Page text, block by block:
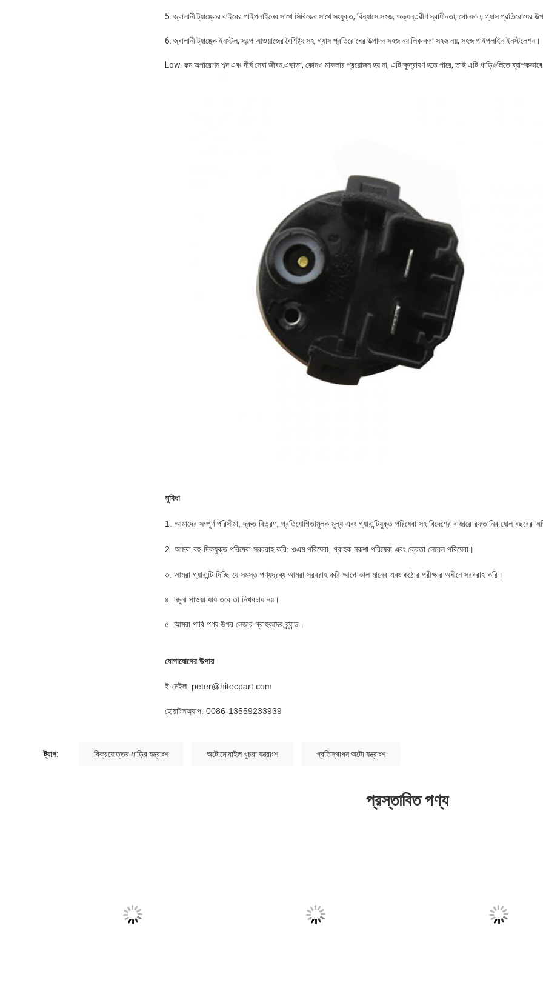
5. জ্বালানী ট্যাঙ্কের বাইরের পাইপলাইনের সাথে সিরিজের সাথে সংযুক্ত, বিন্যাসে সহজ, অভ্যন্তরীণ স্বাধীনতা, গোলমাল, গ্যাস প্রতিরোধের
6. জ্বালানী ট্যাঙ্কে ইনস্টল, স্বল্প আওয়াজের বৈশিষ্ট্য সহ, গ্যাস প্রতিরোধের উত্পাদন সহজ নয় লিক করা সহজ নয়, সহজ পাইপলাইন ইনস্টলেশন।
Low. কম অপারেশন শব্দ এবং দীর্ঘ সেবা জীবন.এছাড়া, কোনও মাফলার প্রয়োজন হয় না, এটি ক্ষুদ্রায়ণ হতে পারে, তাই এটি গাড়িগুলিতে
সুবিধা
1. আমাদের সম্পূর্ণ পরিসীমা, দ্রুত বিতরণ, প্রতিযোগিতামূলক মূল্য এবং গ্যারান্টিযুক্ত পরিষেবা সহ বিদেশের বাজারে রফতানির ষোল বছরের
2. আমরা বহু-দিকযুক্ত পরিষেবা সরবরাহ করি: ওএম পরিষেবা, গ্রাহক নকশা পরিষেবা এবং ক্রেতা লেবেল পরিষেবা।
৩. আমরা গ্যারান্টি দিচ্ছি যে সমস্ত পণ্যদ্রব্য আমরা সরবরাহ করি আগে ভাল মানের এবং কঠোর পরীক্ষার অধীনে সরবরাহ করি।
৪. নমুনা পাওয়া যায় তবে তা নিখরচায় নয়।
৫. আমরা পারি পণ্য উপর লেজার গ্রাহকদের ব্র্যান্ড।
যোগাযোগের উপায়
ই-মেইল: peter@hitecpart.com
হোয়াটসঅ্যাপ: 0086-13559233939
ট্যাগ: বিক্রয়োত্তর গাড়ির যন্ত্রাংশ অটোমোবাইল খুচরা যন্ত্রাংশ প্রতিস্থাপন অটো যন্ত্রাংশ
প্রস্তাবিত পণ্য